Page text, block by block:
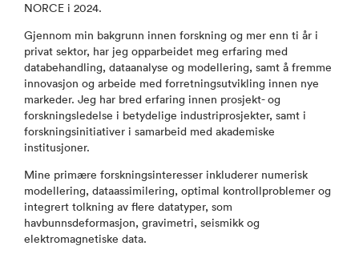
NORCE i 2024.
Gjennom min bakgrunn innen forskning og mer enn ti år i
privat sektor, har jeg opparbeidet meg erfaring med
databehandling, dataanalyse og modellering, samt å fremme
innovasjon og arbeide med forretningsutvikling innen nye
markeder. Jeg har bred erfaring innen prosjekt- og
forskningsledelse i betydelige industriprosjekter, samt i
forskningsinitiativer i samarbeid med akademiske
institusjoner.
Mine primære forskningsinteresser inkluderer numerisk
modellering, dataassimilering, optimal kontrollproblemer og
integrert tolkning av flere datatyper, som
havbunnsdeformasjon, gravimetri, seismikk og
elektromagnetiske data.